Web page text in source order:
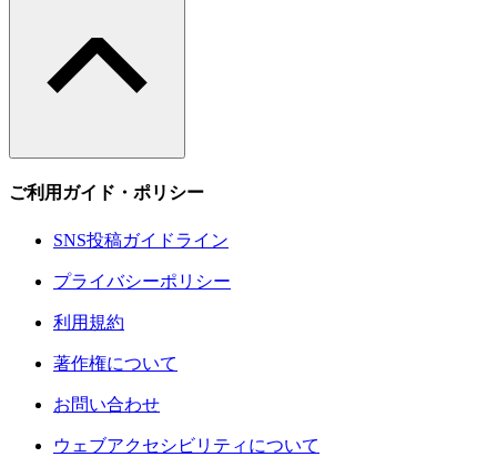
ご利用ガイド・ポリシー
SNS投稿ガイドライン
プライバシーポリシー
利用規約
著作権について
お問い合わせ
ウェブアクセシビリティについて